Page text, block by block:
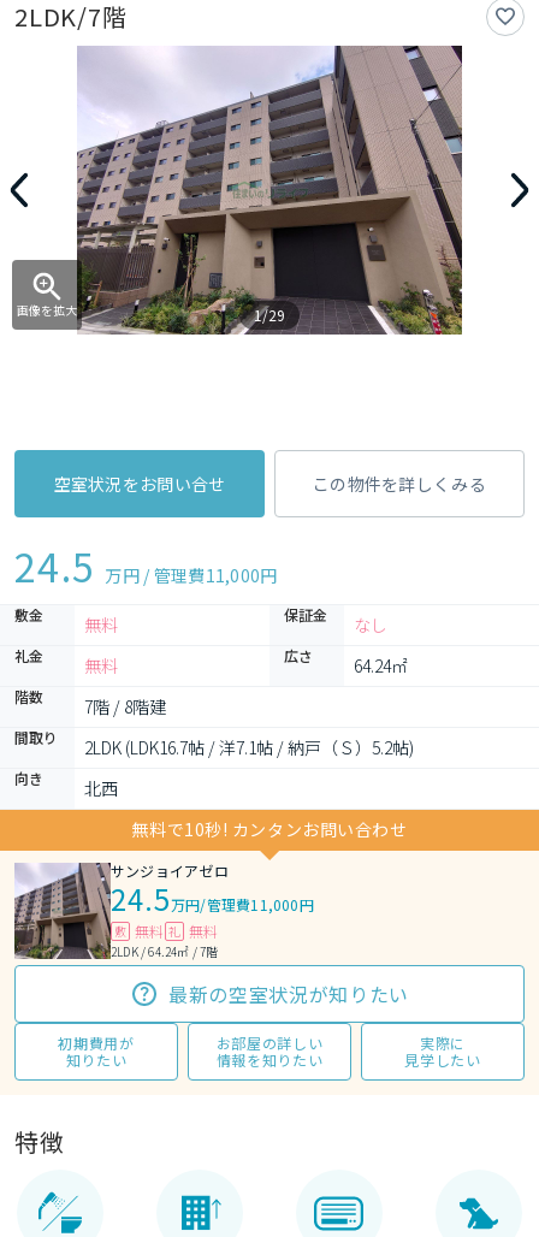
2LDK/7階
画像を拡大 1/29
空室状況をお問い合せ この物件を詳しくみる
24.5 万円 / 管理費11,000円
敷金 無料 保証金 なし
礼金 無料 広さ 64.24㎡
階数 7階 / 8階建
間取り 2LDK (LDK16.7帖 / 洋7.1帖 / 納戸（Ｓ）5.2帖)
向き
北西
無料で10秒! カンタンお問い合わせ
サンジョイアゼロ
24.5万円/管理費11,000円
敷 無料 礼 無料
2LDK / 64.24㎡ / 7階
最新の空室状況が知りたい
初期費用が
知りたい
お部屋の詳しい
情報を知りたい
実際に
見学したい
特徴